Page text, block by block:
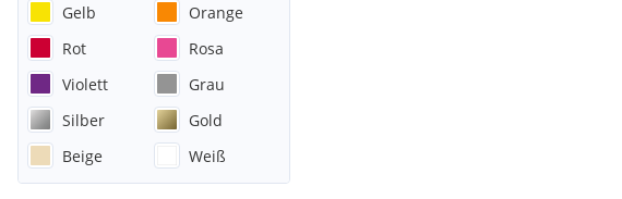
Gelb
Orange
Rot
Rosa
Violett
Grau
Silber
Gold
Beige
Weiß